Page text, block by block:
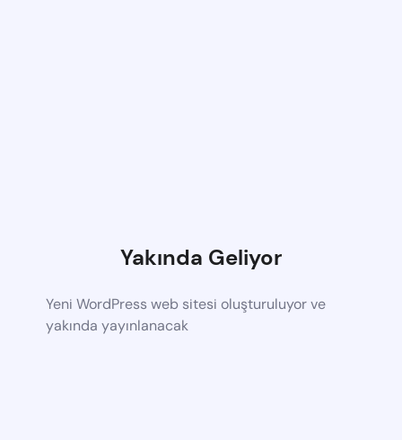
Yakında Geliyor
Yeni WordPress web sitesi oluşturuluyor ve
yakında yayınlanacak